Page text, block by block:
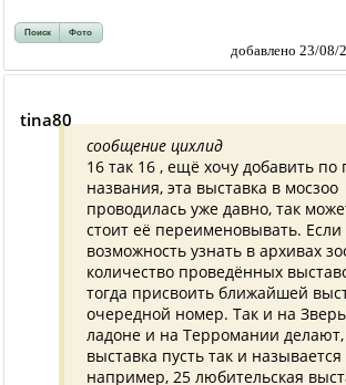
Поиск Фото
добавлено 23/08/
tina80
сообщение цихлид
16 так 16 , ещё хочу добавить по
названия, эта выставка в мосзоо
проводилась уже давно, так
стоит её переименовывать. Если
возможность узнать в архивах
количество проведённых
тогда присвоить ближайшей
очередной номер. Так и на
ладоне и на Терромании делают,
выставка пусть так и называется
например, 25 любительская